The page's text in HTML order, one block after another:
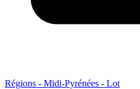
Régions - Midi-Pyrénées - Lot